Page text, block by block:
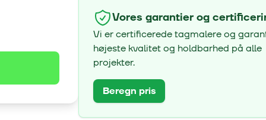
Vores garantier og
Vi er certificerede tagmalere og
højeste kvalitet og holdbarhed på alle
projekter.
Beregn pris